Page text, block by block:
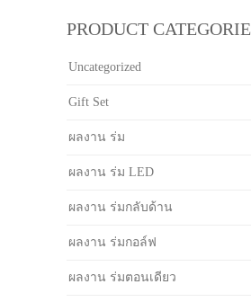
PRODUCT
Uncategorized
Gift Set
ผลงาน ร่ม
ผลงาน ร่ม LED
ผลงาน ร่มกลับด้าน
ผลงาน ร่มกอล์ฟ
ผลงาน ร่มตอนเดียว